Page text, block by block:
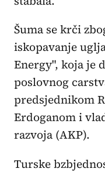
Šuma se krči
iskopavanje
Energy", koja je
poslovnog
predsjednikom
Erdoganom i
razvoja (AKP).
Turske